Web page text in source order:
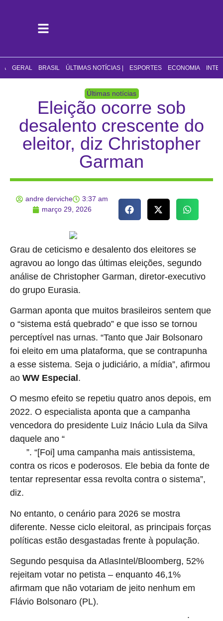
GERAL BRASIL ÚLTIMAS NOTÍCIAS | ESPORTES ECONOMIA
Últimas notícias
Eleição ocorre sob
desalento crescente do
eleitor, diz Christopher
Garman
andre derviche
3:37 am
março 29, 2026
Grau de ceticismo e desalento dos eleitores se
agravou ao longo das últimas eleições, segundo
análise de Christopher Garman, diretor-executivo
do grupo Eurasia.
Garman aponta que muitos brasileiros sentem que
o “sistema está quebrado” e que isso se tornou
perceptível nas urnas. “Tanto que Jair Bolsonaro
foi eleito em uma plataforma, que se contrapunha
a esse sistema. Seja o judiciário, a mídia”, afirmou
ao WW Especial .
O mesmo efeito se repetiu quatro anos depois, em
2022. O especialista aponta que a campanha
vencedora do presidente Luiz Inácio Lula da Silva
daquele ano “
”. “[Foi] uma campanha mais antissistema,
contra os ricos e poderosos. Ele bebia da fonte de
tentar representar essa revolta contra o sistema”,
diz.
No entanto, o cenário para 2026 se mostra
diferente. Nesse ciclo eleitoral, as principais forças
políticas estão desgastadas frente à população.
Segundo pesquisa da AtlasIntel/Bloomberg, 52%
rejeitam votar no petista – enquanto 46,1%
afirmam que não votariam de jeito nenhum em
Flávio Bolsonaro (PL).
.